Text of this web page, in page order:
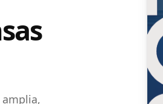
amplia,